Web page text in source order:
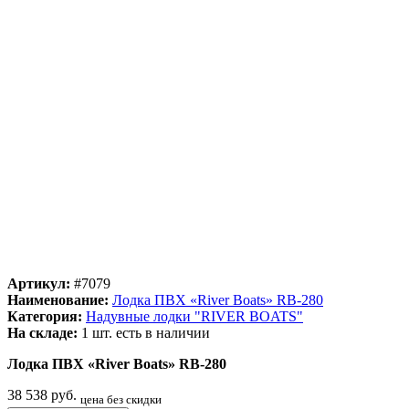
Артикул: #7079
Наименование: Лодка ПВХ «River Boats» RB-280
Категория: Надувные лодки "RIVER BOATS"
На складе: 1 шт. есть в наличии
Лодка ПВХ «River Boats» RB-280
38 538 руб. цена без скидки